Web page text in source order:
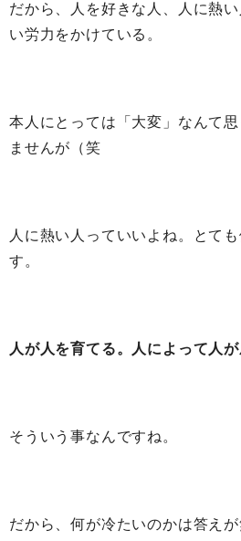
だから、人を好きな人、人に熱
い労力をかけている。
本人にとっては「大変」なんて
ませんが（笑
人に熱い人っていいよね。とて
す。
人が人を育てる。人によって人が
そういう事なんですね。
だから、何が冷たいのかは答え